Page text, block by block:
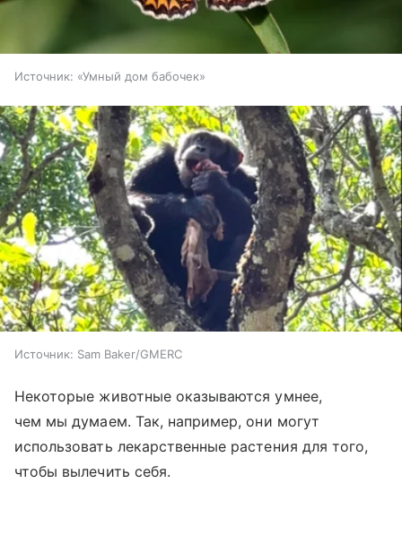
Источник: «Умный дом бабочек»
Источник: Sam Baker/GMERC
Некоторые животные оказываются умнее,
чем мы думаем. Так, например, они могут
использовать лекарственные растения для того,
чтобы вылечить себя.